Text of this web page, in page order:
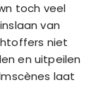
toch veel
van
niet
en uitpeilen
laat